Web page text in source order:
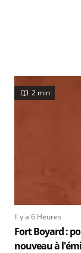
2 min
Il y a 6 Heures
Fort Boyard :
nouveau à